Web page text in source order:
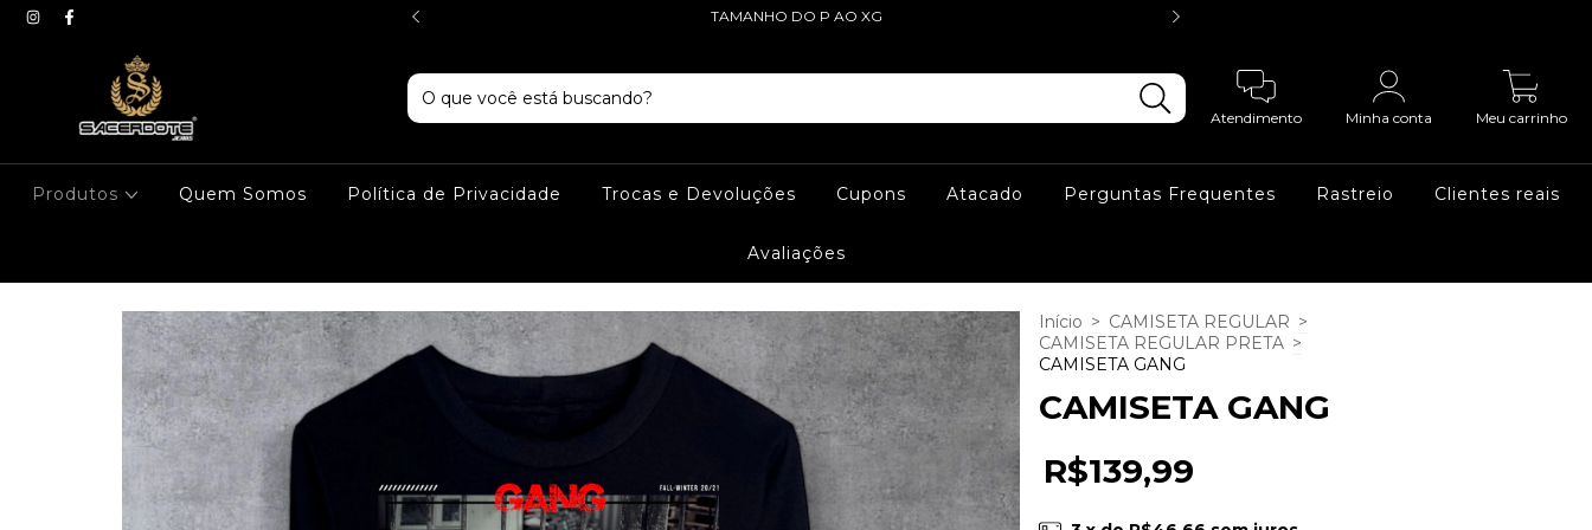
PREMIUM TAMANHO DO P AO XG
Atendimento Minha conta Meu carrinho
Produtos Quem Somos Política de Privacidade Trocas e Devoluções Cupons Atacado Perguntas Frequentes Rastreio Clientes reais
Avaliações
Início > CAMISETA REGULAR >
CAMISETA REGULAR PRETA >
CAMISETA GANG
CAMISETA GANG
R$139,99